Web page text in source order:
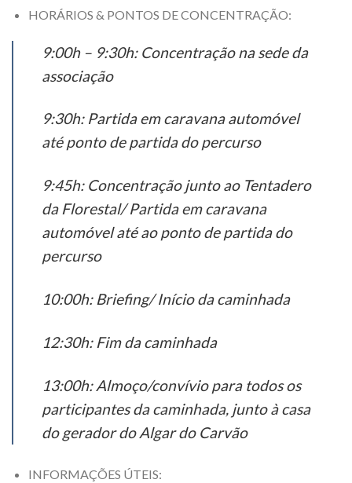
HORÁRIOS & PONTOS DE CONCENTRAÇÃO:
9:00h – 9:30h: Concentração na sede da
associação
9:30h: Partida em caravana automóvel
até ponto de partida do percurso
9:45h: Concentração junto ao Tentadero
da Florestal/ Partida em caravana
automóvel até ao ponto de partida do
percurso
10:00h: Briefing/ Início da caminhada
12:30h: Fim da caminhada
13:00h: Almoço/convívio para todos os
participantes da caminhada, junto à casa
do gerador do Algar do Carvão
INFORMAÇÕES ÚTEIS: